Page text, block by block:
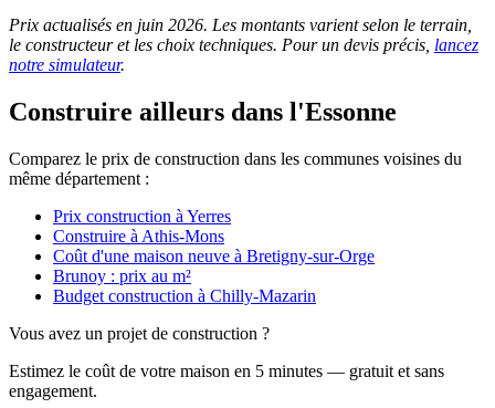
Prix actualisés en juin 2026. Les montants varient selon le terrain,
le constructeur et les choix techniques. Pour un devis précis, lancez
notre simulateur.
Construire ailleurs dans l'Essonne
Comparez le prix de construction dans les communes voisines du
même département :
Prix construction à Yerres
Construire à Athis-Mons
Coût d'une maison neuve à Bretigny-sur-Orge
Brunoy : prix au m²
Budget construction à Chilly-Mazarin
Vous avez un projet de construction ?
Estimez le coût de votre maison en 5 minutes — gratuit et sans
engagement.